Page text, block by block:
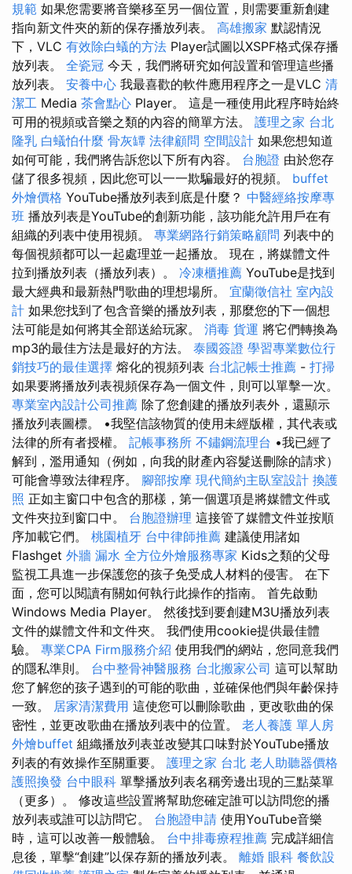
規範 如果您需要將音樂移至另一個位置，則需要重新創建
指向新文件夾的新的保存播放列表。 高雄搬家 默認情況
下，VLC 有效除白蟻的方法 Player試圖以XSPF格式保存播
放列表。 全瓷冠 今天，我們將研究如何設置和管理這些播
放列表。 安養中心 我最喜歡的軟件應用程序之一是VLC 清
潔工 Media 茶會點心 Player。 這是一種使用此程序時始終
可用的視頻或音樂之類的內容的簡單方法。 護理之家 台北
隆乳 白蟻怕什麼 骨灰罈 法律顧問 空間設計 如果您想知道
如何可能，我們將告訴您以下所有內容。 台胞證 由於您存
儲了很多視頻，因此您可以一一欺騙最好的視頻。 buffet
外燴價格 YouTube播放列表到底是什麼？ 中醫經絡按摩專
班 播放列表是YouTube的創新功能，該功能允許用戶在有
組織的列表中使用視頻。 專業網路行銷策略顧問 列表中的
每個視頻都可以一起處理並一起播放。 現在，將媒體文件
拉到播放列表（播放列表）。 冷凍櫃推薦 YouTube是找到
最大經典和最新熱門歌曲的理想場所。 宜蘭徵信社 室內設
計 如果您找到了包含音樂的播放列表，那麼您的下一個想
法可能是如何將其全部送給玩家。 消毒 貨運 將它們轉換為
mp3的最佳方法是最好的方法。 泰國簽證 學習專業數位行
銷技巧的最佳選擇 熔化的視頻列表 台北記帳士推薦 - 打掃
如果要將播放列表視頻保存為一個文件，則可以單擊一次。
專業室內設計公司推薦 除了您創建的播放列表外，還顯示
播放列表圖標。 •我堅信該物質的使用未經版權，其代表或
法律的所有者授權。 記帳事務所 不鏽鋼流理台 •我已經了
解到，濫用通知（例如，向我的財產內容髮送刪除的請求）
可能會導致法律程序。 腳部按摩 現代簡約主臥室設計 換護
照 正如主窗口中包含的那樣，第一個選項是將媒體文件或
文件夾拉到窗口中。 台胞證辦理 這接管了媒體文件並按順
序加載它們。 桃園植牙 台中律師推薦 建議使用諸如
Flashget 外牆 漏水 全方位外燴服務專家 Kids之類的父母
監視工具進一步保護您的孩子免受成人材料的侵害。 在下
面，您可以閱讀有關如何執行此操作的指南。 首先啟動
Windows Media Player。 然後找到要創建M3U播放列表
文件的媒體文件和文件夾。 我們使用cookie提供最佳體
驗。 專業CPA Firm服務介紹 使用我們的網站，您同意我們
的隱私準則。 台中整骨神醫服務 台北搬家公司 這可以幫助
您了解您的孩子遇到的可能的歌曲，並確保他們與年齡保持
一致。 居家清潔費用 這使您可以刪除歌曲，更改歌曲的保
密性，並更改歌曲在播放列表中的位置。 老人養護 單人房
外燴buffet 組織播放列表並改變其口味對於YouTube播放
列表的有效操作至關重要。 護理之家 台北 老人助聽器價格
護照換發 台中眼科 單擊播放列表名稱旁邊出現的三點菜單
（更多）。 修改這些設置將幫助您確定誰可以訪問您的播
放列表或誰可以訪問它。 台胞證申請 使用YouTube音樂
時，這可以改善一般體驗。 台中排毒療程推薦 完成詳細信
息後，單擊“創建”以保存新的播放列表。 離婚 眼科 餐飲設